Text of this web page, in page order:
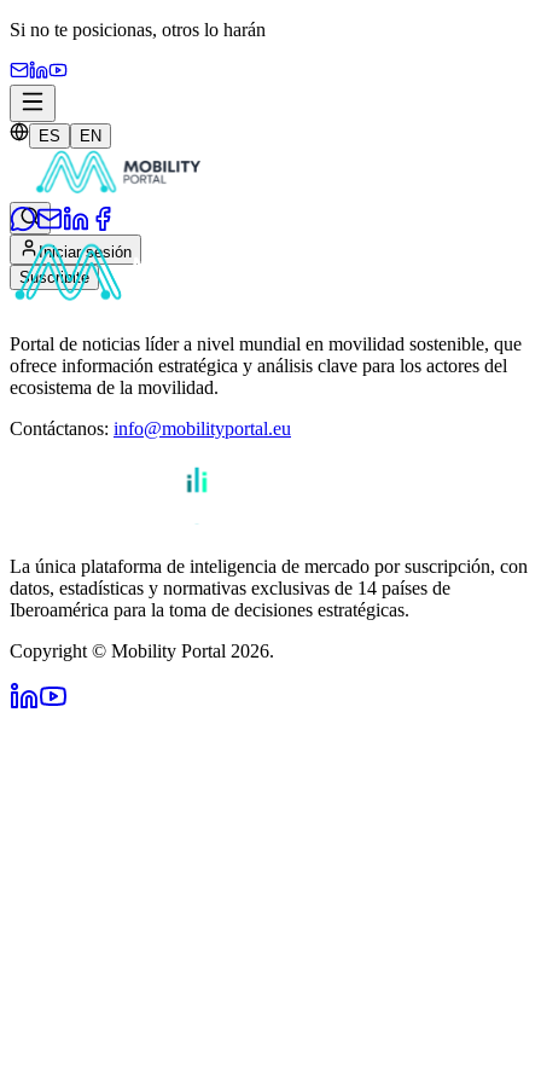
Si no te posicionas, otros lo harán
ES EN
Iniciar sesión
Suscribite
Portal de noticias líder a nivel mundial en movilidad sostenible, que
ofrece información estratégica y análisis clave para los actores del
ecosistema de la movilidad.
Contáctanos: info@mobilityportal.eu
La única plataforma de inteligencia de mercado por suscripción, con
datos, estadísticas y normativas exclusivas de 14 países de
Iberoamérica para la toma de decisiones estratégicas.
Copyright © Mobility Portal 2026.